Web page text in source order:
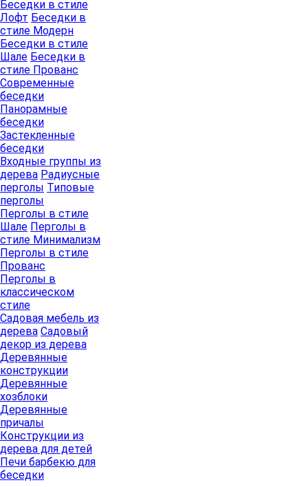
Беседки в стиле
Лофт Беседки в
стиле Модерн
Беседки в стиле
Шале Беседки в
стиле Прованс
Современные
беседки
Панорамные
беседки
Застекленные
беседки
Входные группы из
дерева Радиусные
перголы Типовые
перголы
Перголы в стиле
Шале Перголы в
стиле Минимализм
Перголы в стиле
Прованс
Перголы в
классическом
стиле
Садовая мебель из
дерева Садовый
декор из дерева
Деревянные
конструкции
Деревянные
хозблоки
Деревянные
причалы
Конструкции из
дерева для детей
Печи барбекю для
беседки